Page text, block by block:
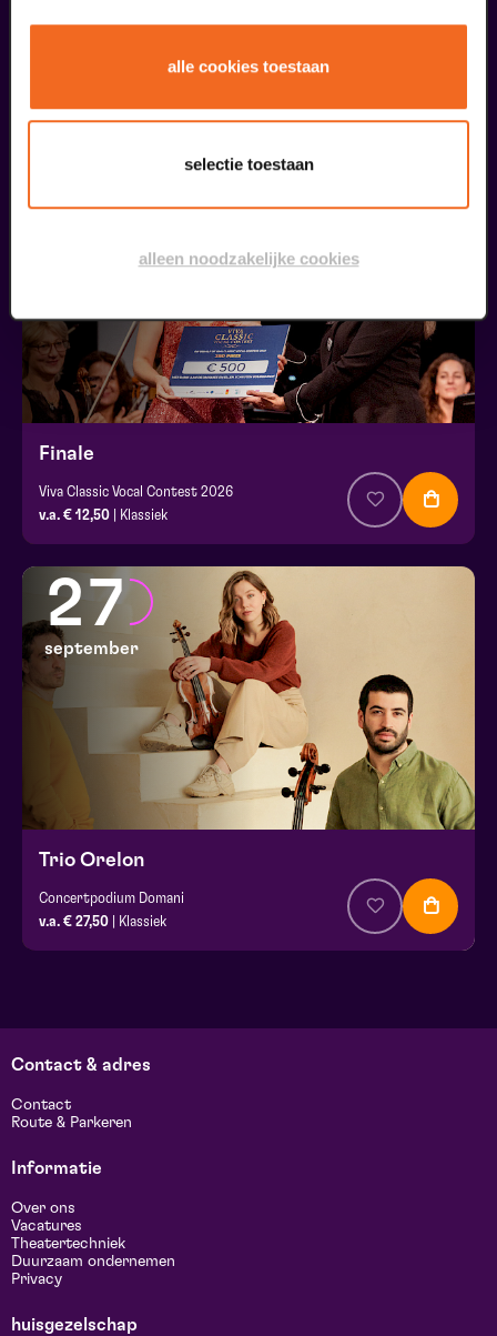
alle cookies toestaan
selectie toestaan
alleen noodzakelijke cookies
v.a. € 0,00| Klassiek
30
Finale
Viva Classic Vocal Contest 2026
v.a. € 12,50 | Klassiek
27
september
Trio Orelon
Concertpodium Domani
v.a. € 27,50 | Klassiek
Contact & adres
Contact
Route & Parkeren
Informatie
Over ons
Vacatures
Theatertechniek
Duurzaam ondernemen
Privacy
huisgezelschap